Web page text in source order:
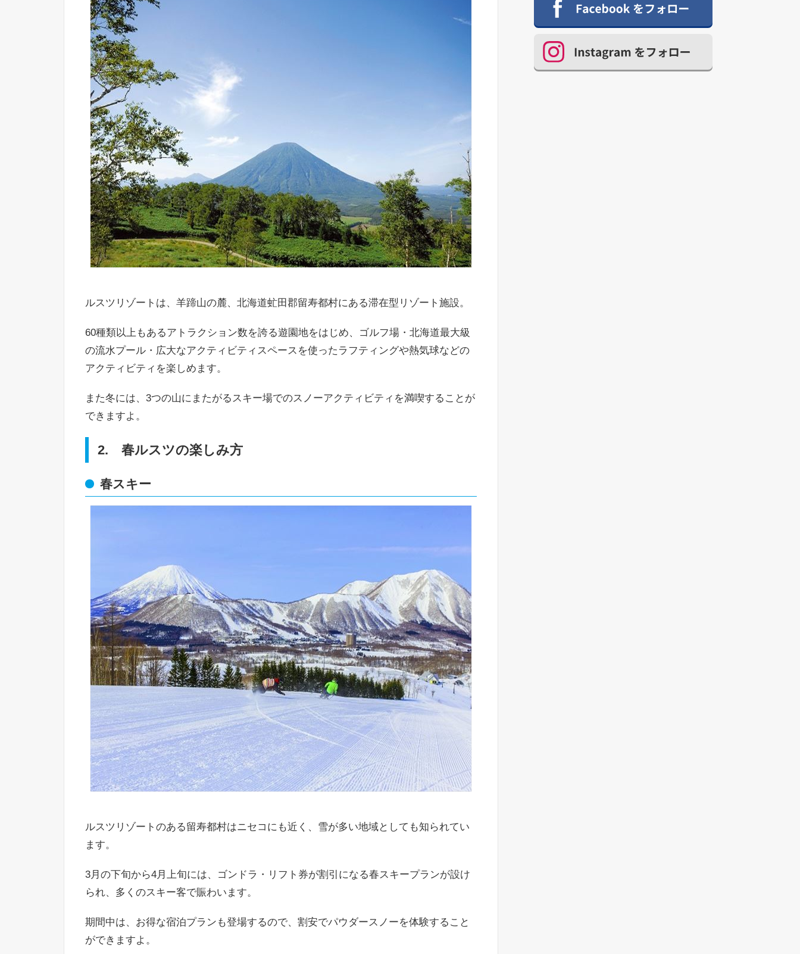
ルスツリゾートは、羊蹄山の麓、北海道虻田郡留寿都村にある滞在型リゾート施設。
60種類以上もあるアトラクション数を誇る遊園地をはじめ、ゴルフ場・北海道最大級
の流水プール・広大なアクティビティスペースを使ったラフティングや熱気球などの
アクティビティを楽しめます。
また冬には、3つの山にまたがるスキー場でのスノーアクティビティを満喫することが
できますよ。
2. 春ルスツの楽しみ方
春スキー
ルスツリゾートのある留寿都村はニセコにも近く、雪が多い地域としても知られてい
ます。
3月の下旬から4月上旬には、ゴンドラ・リフト券が割引になる春スキープランが設け
られ、多くのスキー客で賑わいます。
期間中は、お得な宿泊プランも登場するので、割安でパウダースノーを体験すること
ができますよ。